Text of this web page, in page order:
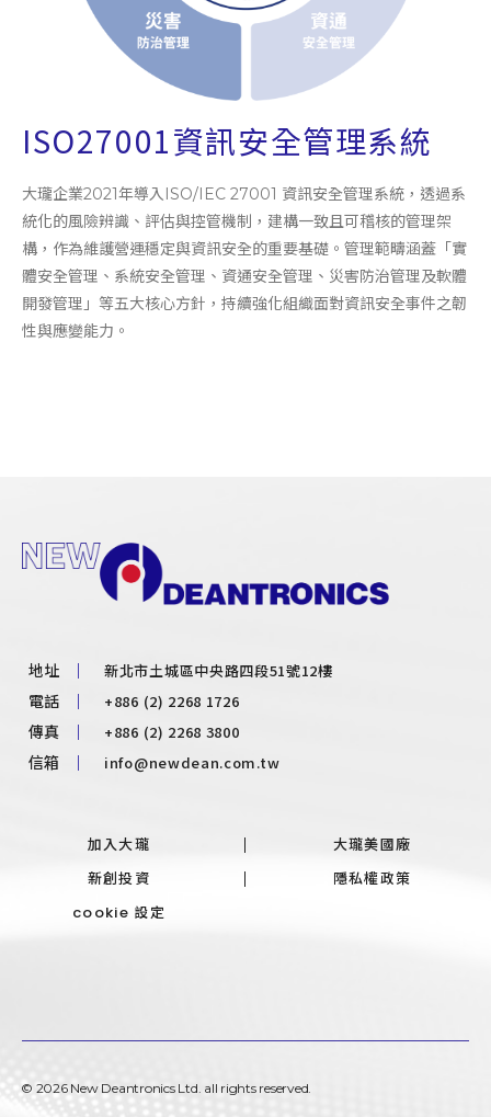
ISO27001資訊安全管理系統
大瓏企業2021年導入ISO/IEC 27001 資訊安全管理系統，透過系
統化的風險辨識、評估與控管機制，建構一致且可稽核的管理架
構，作為維護營運穩定與資訊安全的重要基礎。管理範疇涵蓋「實
體安全管理、系統安全管理、資通安全管理、災害防治管理及軟體
開發管理」等五大核心方針，持續強化組織面對資訊安全事件之韌
性與應變能力。
地址 新北市土城區中央路四段51號12樓
電話 +886 (2) 2268 1726
傳真 +886 (2) 2268 3800
信箱 info@newdean.com.tw
加入大瓏
大瓏美國廠
新創投資
隱私權政策
cookie 設定
© 2026 New Deantronics Ltd. all rights reserved.